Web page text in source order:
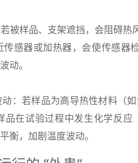
被样品、支架遮挡，会阻碍热
感器或加热器，会使传感器
动。
：若样品为高导热性材料（
品在试验过程中发生化学反
衡，加剧温度波动。